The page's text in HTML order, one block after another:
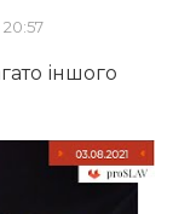
іншого